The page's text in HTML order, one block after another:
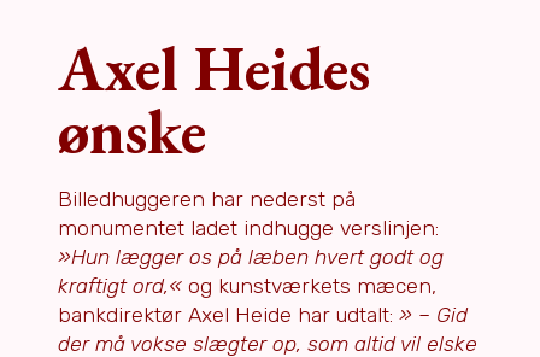
Axel Heides
ønske
Billedhuggeren har nederst på
monumentet ladet indhugge verslinjen:
»Hun lægger os på læben hvert godt og
kraftigt ord,« og kunstværkets mæcen,
bankdirektør Axel Heide har udtalt: » – Gid
der må vokse slægter op, som altid vil elske